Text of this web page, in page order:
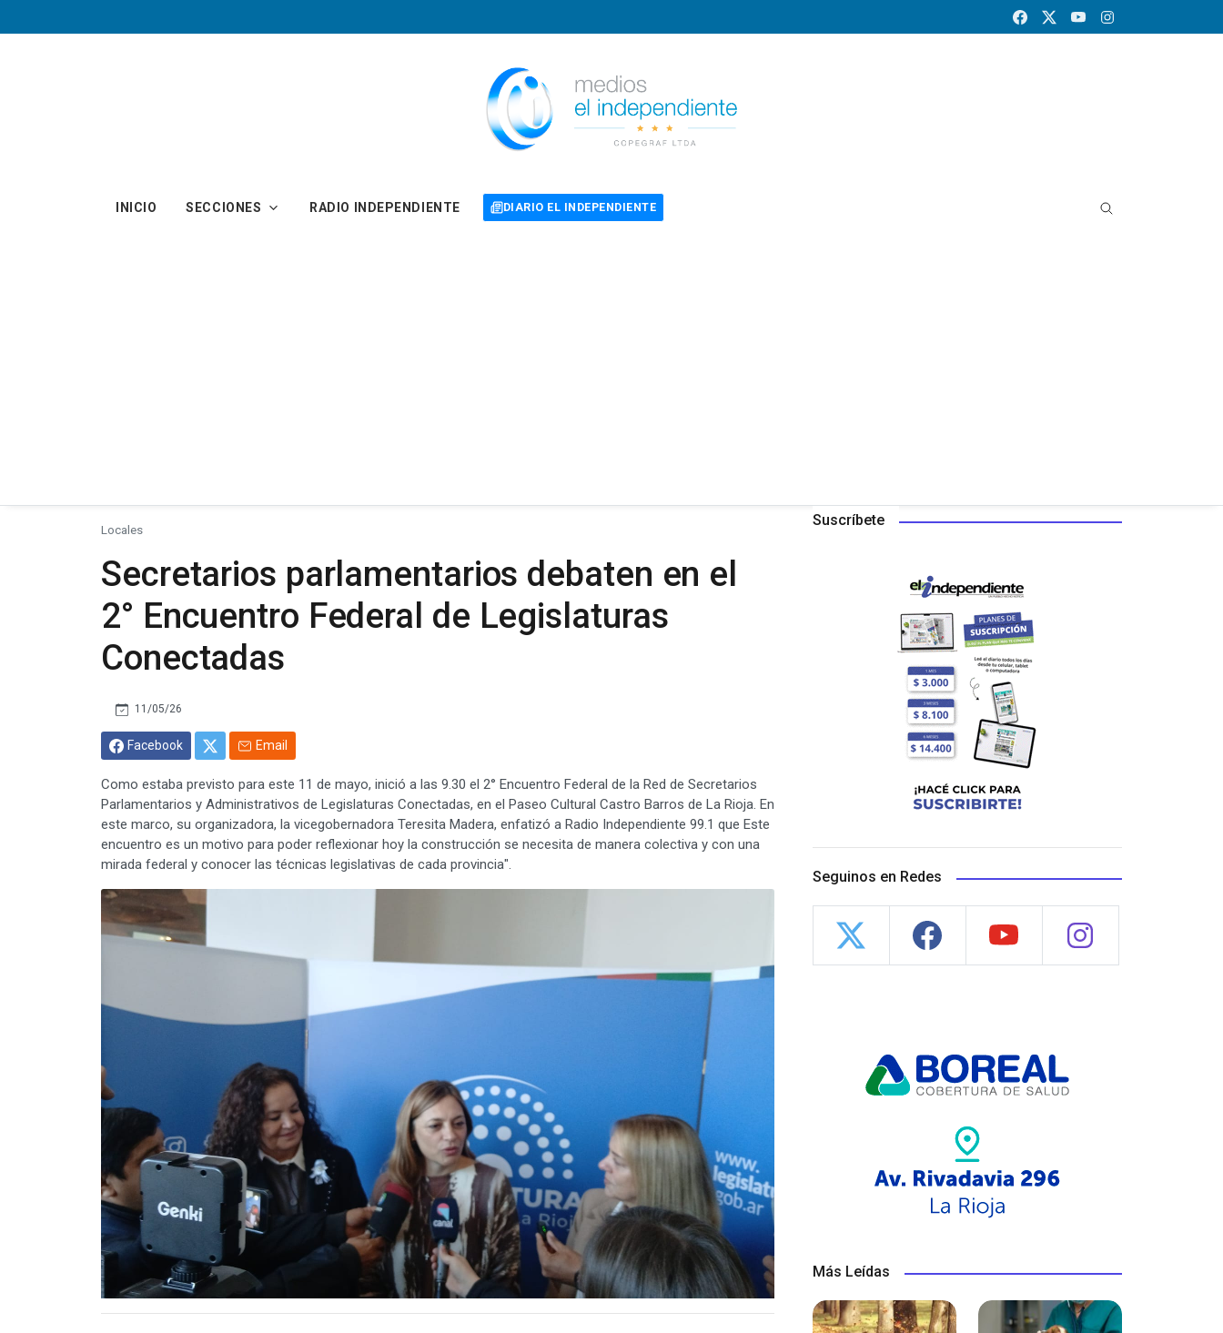
INICIO SECCIONES RADIO INDEPENDIENTE DIARIO EL INDEPENDIENTE
Locales
Secretarios parlamentarios debaten en el
2° Encuentro Federal de Legislaturas
Conectadas
11/05/26
Facebook Email
Como estaba previsto para este 11 de mayo, inició a las 9.30 el 2° Encuentro Federal de la Red de Secretarios
Parlamentarios y Administrativos de Legislaturas Conectadas, en el Paseo Cultural Castro Barros de La Rioja. En
este marco, su organizadora, la vicegobernadora Teresita Madera, enfatizó a Radio Independiente 99.1 que Este
encuentro es un motivo para poder reflexionar hoy la construcción se necesita de manera colectiva y con una
mirada federal y conocer las técnicas legislativas de cada provincia".
Suscríbete
Seguinos en Redes
Más Leídas